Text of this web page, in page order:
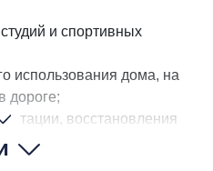
и спортивных
использования дома, на
дороге;
восстановления
функций и улучшения